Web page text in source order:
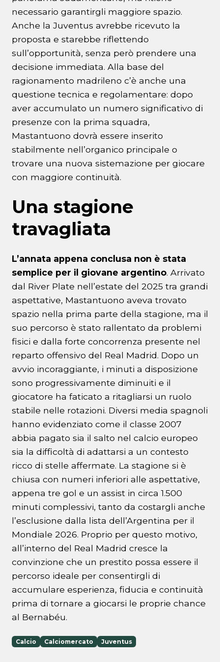
necessario garantirgli maggiore spazio.
Anche la Juventus avrebbe ricevuto la
proposta e starebbe riflettendo
sull’opportunità, senza però prendere una
decisione immediata. Alla base del
ragionamento madrileno c’è anche una
questione tecnica e regolamentare: dopo
aver accumulato un numero significativo di
presenze con la prima squadra,
Mastantuono dovrà essere inserito
stabilmente nell’organico principale o
trovare una nuova sistemazione per giocare
con maggiore continuità.
Una stagione
travagliata
L’annata appena conclusa non è stata
semplice per il giovane argentino. Arrivato
dal River Plate nell’estate del 2025 tra grandi
aspettative, Mastantuono aveva trovato
spazio nella prima parte della stagione, ma il
suo percorso è stato rallentato da problemi
fisici e dalla forte concorrenza presente nel
reparto offensivo del Real Madrid. Dopo un
avvio incoraggiante, i minuti a disposizione
sono progressivamente diminuiti e il
giocatore ha faticato a ritagliarsi un ruolo
stabile nelle rotazioni. Diversi media spagnoli
hanno evidenziato come il classe 2007
abbia pagato sia il salto nel calcio europeo
sia la difficoltà di adattarsi a un contesto
ricco di stelle affermate. La stagione si è
chiusa con numeri inferiori alle aspettative,
appena tre gol e un assist in circa 1.500
minuti complessivi, tanto da costargli anche
l’esclusione dalla lista dell’Argentina per il
Mondiale 2026. Proprio per questo motivo,
all’interno del Real Madrid cresce la
convinzione che un prestito possa essere il
percorso ideale per consentirgli di
accumulare esperienza, fiducia e continuità
prima di tornare a giocarsi le proprie chance
al Bernabéu.
Calcio Calciomercato Juventus